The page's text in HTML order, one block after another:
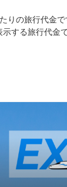
の旅行代金
する旅行代